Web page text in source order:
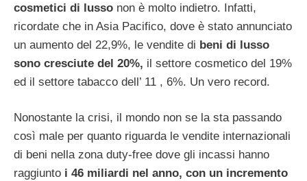
cosmetici di lusso non è molto indietro. Infatti,
ricordate che in Asia Pacifico, dove è stato annunciato
un aumento del 22,9%, le vendite di beni di lusso
sono cresciute del 20%, il settore cosmetico del 19%
ed il settore tabacco dell’ 11 , 6%. Un vero record.
Nonostante la crisi, il mondo non se la sta passando
così male per quanto riguarda le vendite internazionali
di beni nella zona duty-free dove gli incassi hanno
raggiunto i 46 miliardi nel anno, con un incremento